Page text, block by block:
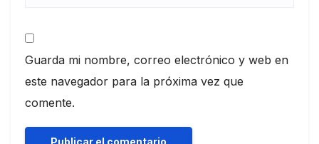
Guarda mi nombre, correo electrónico y web en
este navegador para la próxima vez que
comente.